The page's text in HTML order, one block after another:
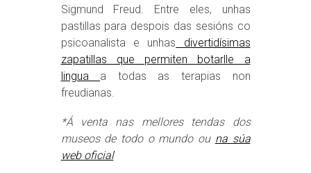
Sigmund Freud. Entre eles, unhas
pastillas para despois das sesións co
psicoanalista e unhas divertidísimas
zapatillas que permiten botarlle a
lingua a todas as terapias non
freudianas.
*Á venta nas mellores tendas dos
museos de todo o mundo ou na súa
web oficial